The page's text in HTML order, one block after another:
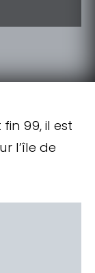
99, il est
l’île de